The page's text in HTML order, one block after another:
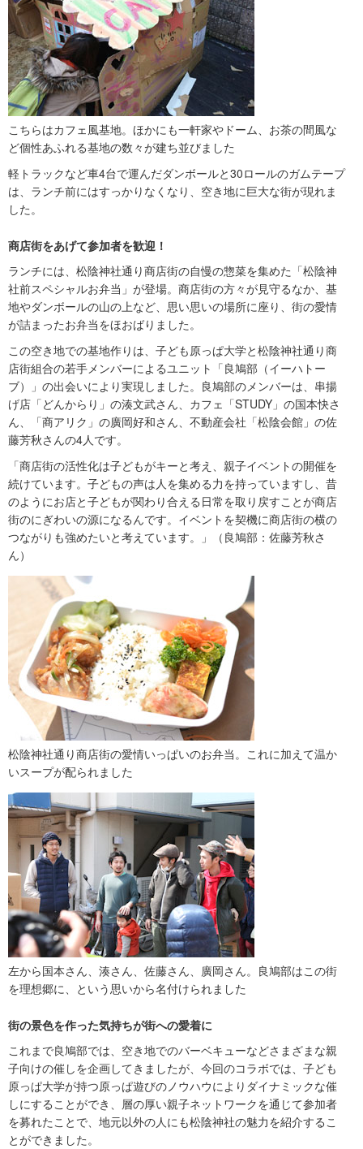
こちらはカフェ風基地。ほかにも一軒家やドーム、お茶の間風な
ど個性あふれる基地の数々が建ち並びました
軽トラックなど車4台で運んだダンボールと30ロールのガムテープ
は、ランチ前にはすっかりなくなり、空き地に巨大な街が現れま
した。
商店街をあげて参加者を歓迎！
ランチには、松陰神社通り商店街の自慢の惣菜を集めた「松陰神
社前スペシャルお弁当」が登場。商店街の方々が見守るなか、基
地やダンボールの山の上など、思い思いの場所に座り、街の愛情
が詰まったお弁当をほおばりました。
この空き地での基地作りは、子ども原っぱ大学と松陰神社通り商
店街組合の若手メンバーによるユニット「良鳩部（イーハトー
ブ）」の出会いにより実現しました。良鳩部のメンバーは、串揚
げ店「どんからり」の湊文武さん、カフェ「STUDY」の国本快さ
ん、「商アリク」の廣岡好和さん、不動産会社「松陰会館」の佐
藤芳秋さんの4人です。
「商店街の活性化は子どもがキーと考え、親子イベントの開催を
続けています。子どもの声は人を集める力を持っていますし、昔
のようにお店と子どもが関わり合える日常を取り戻すことが商店
街のにぎわいの源になるんです。イベントを契機に商店街の横の
つながりも強めたいと考えています。」（良鳩部：佐藤芳秋さ
ん）
松陰神社通り商店街の愛情いっぱいのお弁当。これに加えて温か
いスープが配られました
左から国本さん、湊さん、佐藤さん、廣岡さん。良鳩部はこの街
を理想郷に、という思いから名付けられました
街の景色を作った気持ちが街への愛着に
これまで良鳩部では、空き地でのバーベキューなどさまざまな親
子向けの催しを企画してきましたが、今回のコラボでは、子ども
原っぱ大学が持つ原っぱ遊びのノウハウによりダイナミックな催
しにすることができ、層の厚い親子ネットワークを通じて参加者
を募れたことで、地元以外の人にも松陰神社の魅力を紹介するこ
とができました。